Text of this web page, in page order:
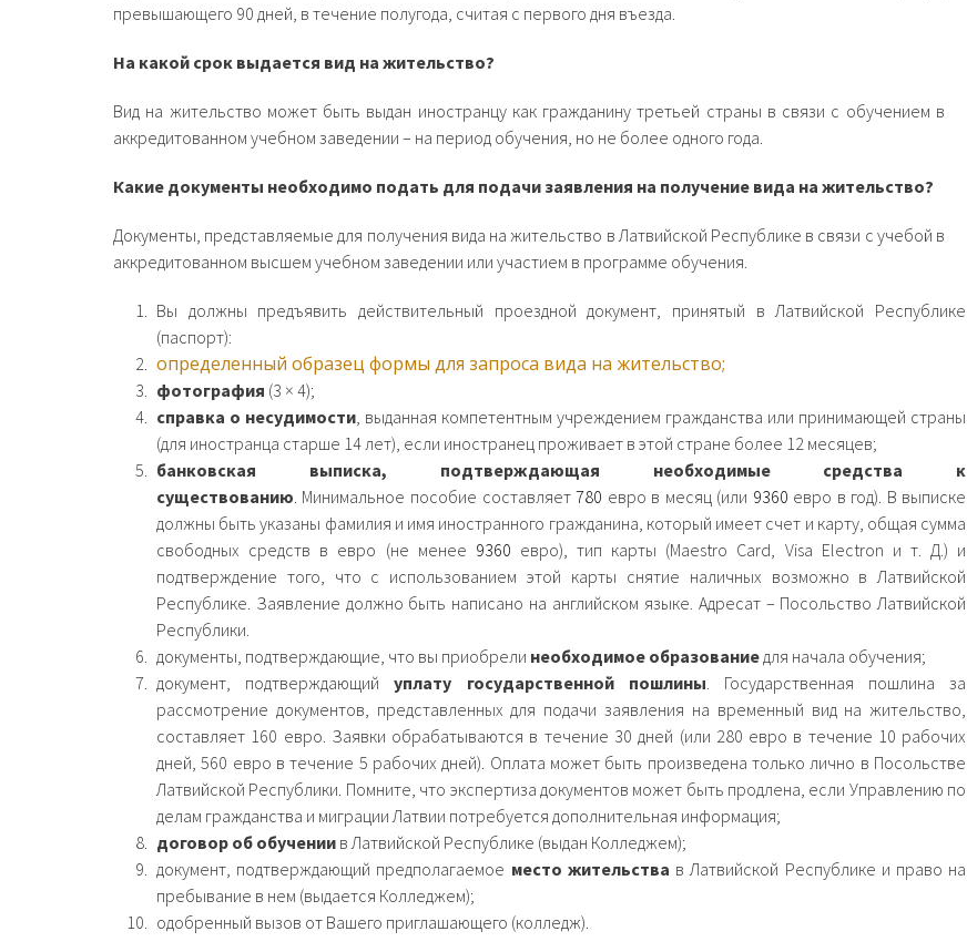
превышающего 90 дней, в течение полугода, считая с первого дня въезда.
На какой срок выдается вид на жительство?
Вид на жительство может быть выдан иностранцу как гражданину третьей страны в связи с обучением в
аккредитованном учебном заведении – на период обучения, но не более одного года.
Какие документы необходимо подать для подачи заявления на получение вида на жительство?
Документы, представляемые для получения вида на жительство в Латвийской Республике в связи с учебой в
аккредитованном высшем учебном заведении или участием в программе обучения.
Вы должны предъявить действительный проездной документ, принятый в Латвийской Республике
(паспорт):
определенный образец формы для запроса вида на жительство;
фотография (3 × 4);
справка о несудимости, выданная компетентным учреждением гражданства или принимающей страны
(для иностранца старше 14 лет), если иностранец проживает в этой стране более 12 месяцев;
банковская выписка, подтверждающая необходимые средства к
существованию. Минимальное пособие составляет780 евро в месяц (или 9360 евро в год). В выписке
должны быть указаны фамилия и имя иностранного гражданина, который имеет счет и карту, общая сумма
свободных средств в евро (не менее 9360 евро), тип карты (Maestro Card, Visa Electron и т. Д.) и
подтверждение того, что с использованием этой карты снятие наличных возможно в Латвийской
Республике. Заявление должно быть написано на английском языке. Адресат – Посольство Латвийской
Республики.
документы, подтверждающие, что вы приобрели необходимое образованиедля начала обучения;
документ, подтверждающийуплату государственной пошлины. Государственная пошлина за
рассмотрение документов, представленных для подачи заявления на временный вид на жительство,
составляет 160 евро. Заявки обрабатываются в течение 30 дней (или 280 евро в течение 10 рабочих
дней, 560 евро в течение 5 рабочих дней). Оплата может быть произведена только лично в Посольстве
Латвийской Республики. Помните, что экспертиза документов может быть продлена, если Управлению по
делам гражданства и миграции Латвии потребуется дополнительная информация;
договор об обучениив Латвийской Республике (выдан Колледжем);
документ, подтверждающий предполагаемое место жительства в Латвийской Республике и право на
пребывание в нем (выдается Колледжем);
одобренный вызов от Вашего приглашающего (колледж).